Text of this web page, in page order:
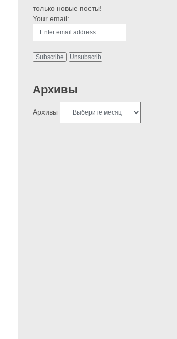
только новые посты!
Your email:
Архивы
Архивы